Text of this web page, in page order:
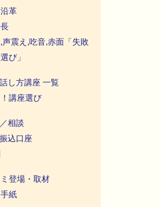
革
震え,吃音,赤面「失敗
び」
し方講座 一覧
講座選び
相談
込口座
登場・取材
紙